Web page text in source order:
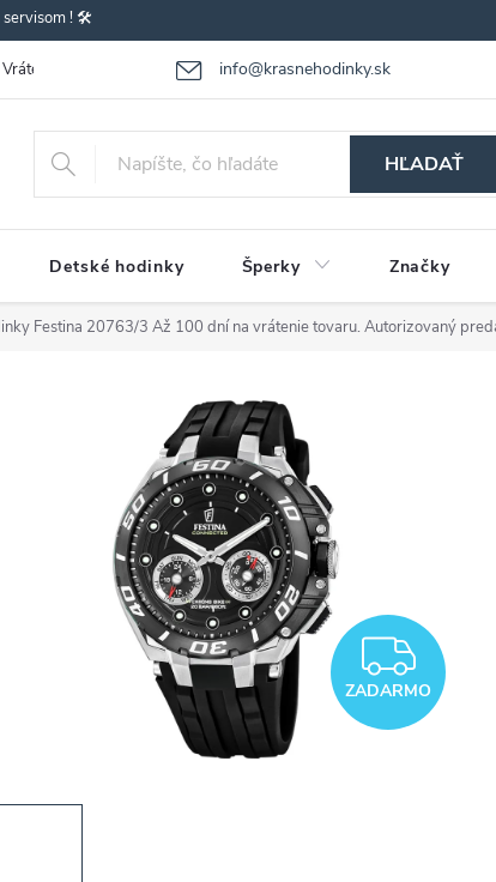
servisom ! 🛠️
info@krasnehodinky.sk
Vrátenie-výmena tovaru Reklamácia tovaru Obchodné
HĽADAŤ
Detské hodinky Šperky Značky
Festina 20763/3 Až 100 dní na vrátenie tovaru. Autorizovaný
ZADARMO